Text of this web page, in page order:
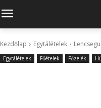
Kezdőlap Egytálételek
Egytálételek Főételek Főzelék